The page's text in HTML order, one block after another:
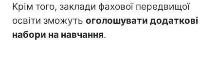
Крім того, заклади фахової передвищої
освіти зможуть оголошувати додаткові
набори на навчання.